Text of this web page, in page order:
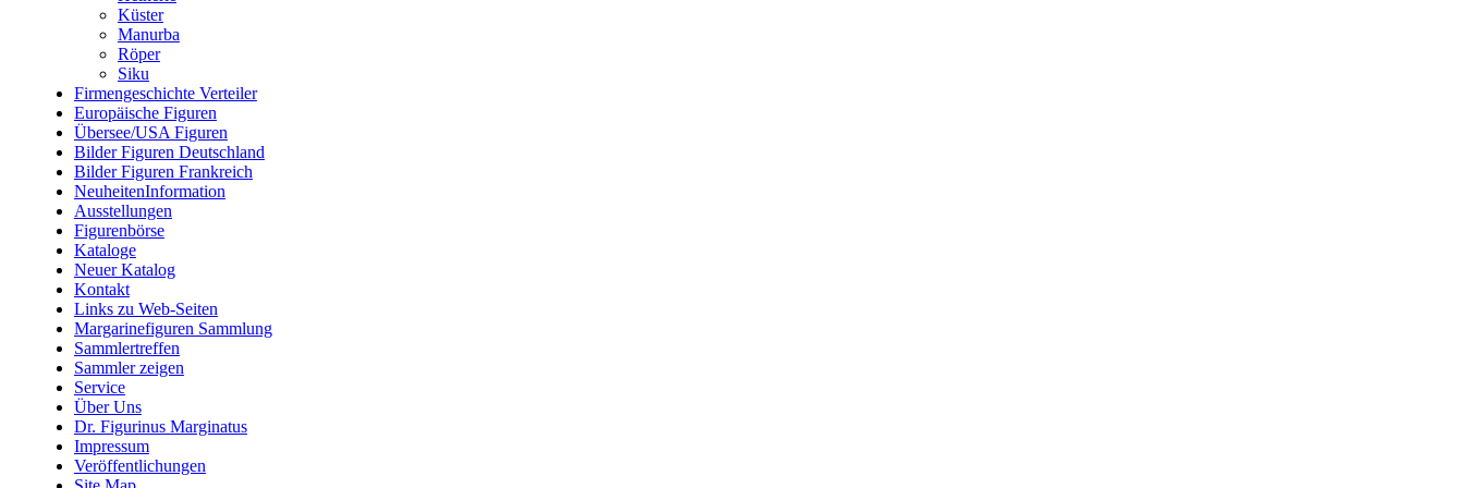
Küster
Manurba
Röper
Siku
Firmengeschichte Verteiler
Europäische Figuren
Übersee/USA Figuren
Bilder Figuren Deutschland
Bilder Figuren Frankreich
NeuheitenInformation
Ausstellungen
Figurenbörse
Kataloge
Neuer Katalog
Kontakt
Links zu Web-Seiten
Margarinefiguren Sammlung
Sammlertreffen
Sammler zeigen
Service
Über Uns
Dr. Figurinus Marginatus
Impressum
Veröffentlichungen